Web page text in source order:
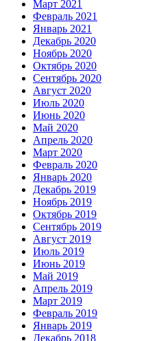
Март 2021
Февраль 2021
Январь 2021
Декабрь 2020
Ноябрь 2020
Октябрь 2020
Сентябрь 2020
Август 2020
Июль 2020
Июнь 2020
Май 2020
Апрель 2020
Март 2020
Февраль 2020
Январь 2020
Декабрь 2019
Ноябрь 2019
Октябрь 2019
Сентябрь 2019
Август 2019
Июль 2019
Июнь 2019
Май 2019
Апрель 2019
Март 2019
Февраль 2019
Январь 2019
Декабрь 2018